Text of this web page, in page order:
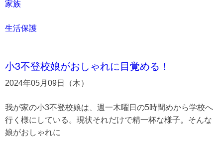
家族
生活保護
小3不登校娘がおしゃれに目覚める！
2024年05月09日（木）
我が家の小3不登校娘は、週一木曜日の5時間めから学校へ
行く様にしている。現状それだけで精一杯な様子。そんな
娘がおしゃれに